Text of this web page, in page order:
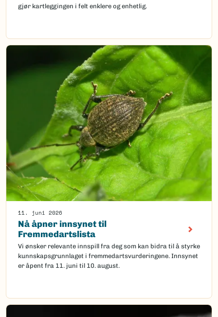
gjør kartleggingen i felt enklere og enhetlig.
11. juni 2026
Nå åpner innsynet til
Fremmedartslista
Vi ønsker relevante innspill fra deg som kan bidra til å styrke
kunnskapsgrunnlaget i fremmedartsvurderingene. Innsynet
er åpent fra 11. juni til 10. august.